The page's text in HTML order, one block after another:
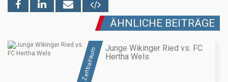
ÄHNLICHE BEITRÄGE
Zentralraum
Junge Wikinger Ried vs. FC
Hertha Wels